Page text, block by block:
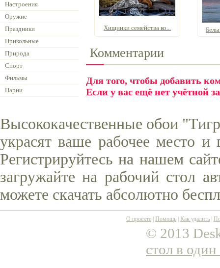
Настроения
Оружие
Праздники
Прикольные
Природа
Спорт
Фильмы
Парни
Хищники семейства ко...
Комментарии
Для того, чтобы добавить
Если у вас ещё нет учётной
Высококачественные обои
украсят ваше рабочее место и
Регистрируйтесь на нашем
загружайте на рабочий стол
можете скачать абсолютно
О проекте Помощь Как удалить
© 2013
стол в